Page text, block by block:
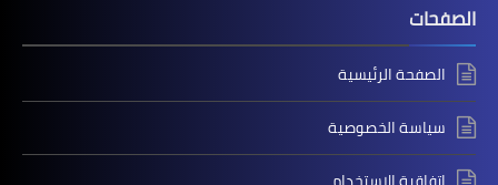
الصفحات
الصفحة الرئيسية
سياسة الخصوصية